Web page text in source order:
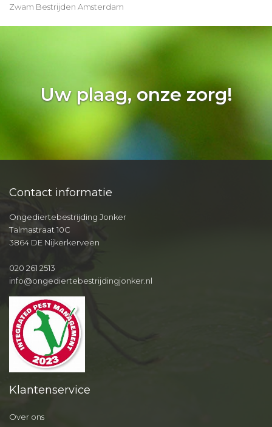
Zwam Bestrijden Amsterdam
Uw plaag, onze zorg!
Contact informatie
Ongediertebestrijding Jonker
Talmastraat 10C
3864 DE Nijkerkerveen
020 261 2513
info@ongediertebestrijdingjonker.nl
Klantenservice
Over ons